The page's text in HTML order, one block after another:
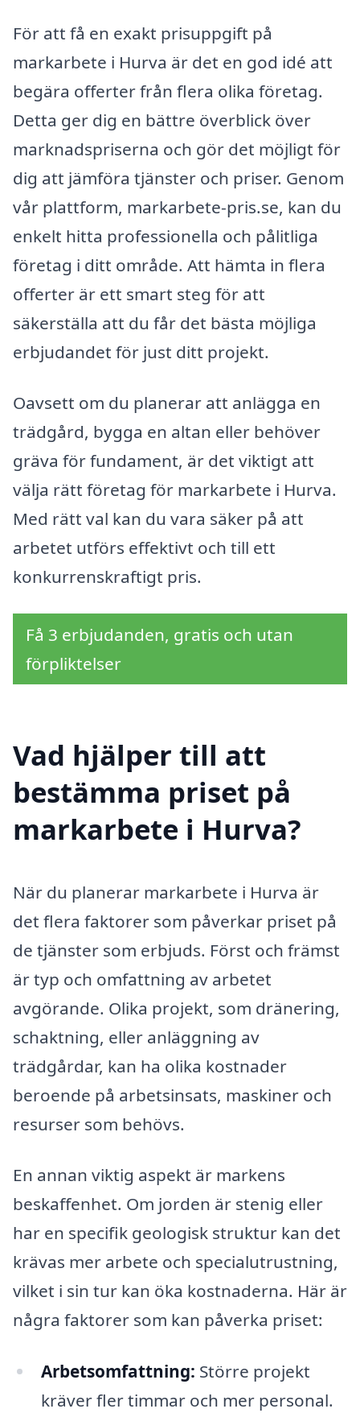
För att få en exakt prisuppgift på
markarbete i Hurva är det en god idé att
begära offerter från flera olika företag.
Detta ger dig en bättre överblick över
marknadspriserna och gör det möjligt för
dig att jämföra tjänster och priser. Genom
vår plattform, markarbete-pris.se, kan du
enkelt hitta professionella och pålitliga
företag i ditt område. Att hämta in flera
offerter är ett smart steg för att
säkerställa att du får det bästa möjliga
erbjudandet för just ditt projekt.
Oavsett om du planerar att anlägga en
trädgård, bygga en altan eller behöver
gräva för fundament, är det viktigt att
välja rätt företag för markarbete i Hurva.
Med rätt val kan du vara säker på att
arbetet utförs effektivt och till ett
konkurrenskraftigt pris.
Få 3 erbjudanden, gratis och utan
förpliktelser
Vad hjälper till att
bestämma priset på
markarbete i Hurva?
När du planerar markarbete i Hurva är
det flera faktorer som påverkar priset på
de tjänster som erbjuds. Först och främst
är typ och omfattning av arbetet
avgörande. Olika projekt, som dränering,
schaktning, eller anläggning av
trädgårdar, kan ha olika kostnader
beroende på arbetsinsats, maskiner och
resurser som behövs.
En annan viktig aspekt är markens
beskaffenhet. Om jorden är stenig eller
har en specifik geologisk struktur kan det
krävas mer arbete och specialutrustning,
vilket i sin tur kan öka kostnaderna. Här är
några faktorer som kan påverka priset:
Arbetsomfattning: Större projekt
kräver fler timmar och mer personal.